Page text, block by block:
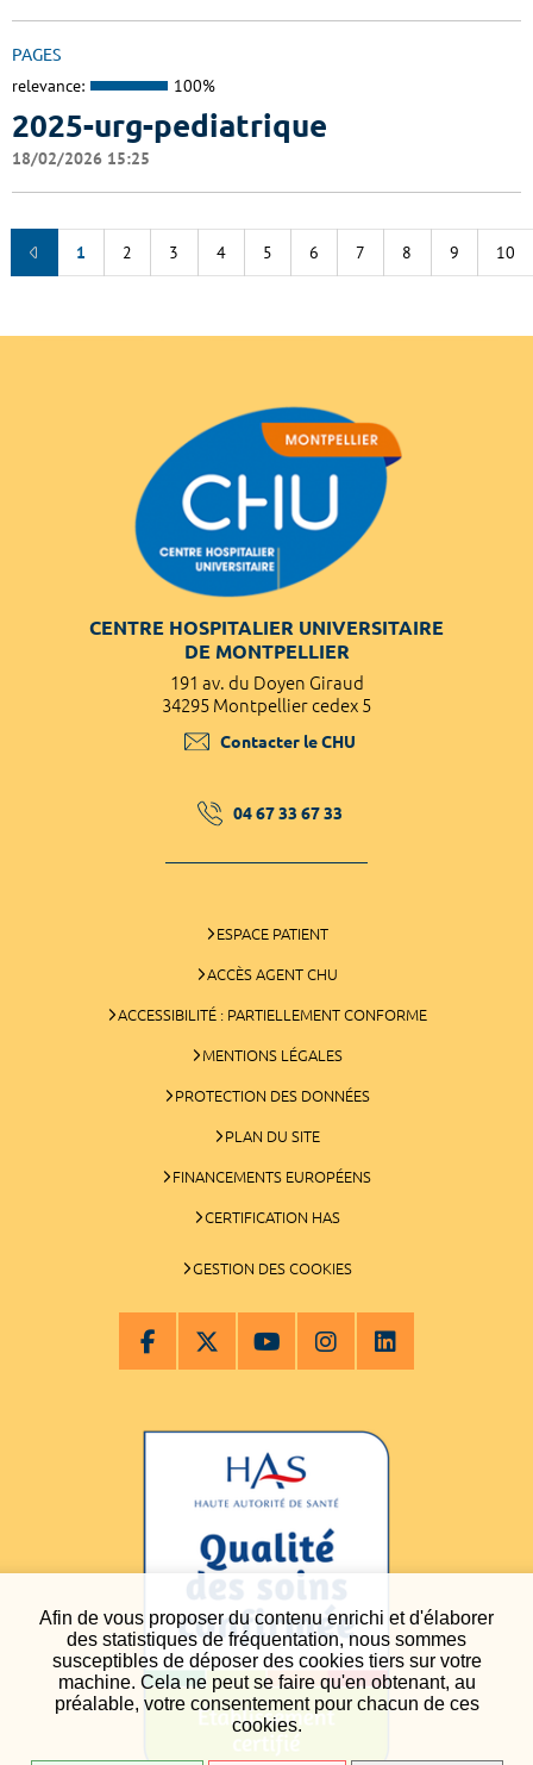
Afin de vous proposer du contenu enrichi et d'élaborer
des statistiques de fréquentation, nous sommes
susceptibles de déposer des cookies tiers sur votre
machine. Cela ne peut se faire qu'en obtenant, au
préalable, votre consentement pour chacun de ces
cookies.
PAGES
relevance: 100%
2025-urg-pediatrique
18/02/2026 15:25
1 2 3 4 5 6 7 8 9 10
CENTRE HOSPITALIER UNIVERSITAIRE
DE MONTPELLIER
191 av. du Doyen Giraud
34295 Montpellier cedex 5
Contacter le CHU
04 67 33 67 33
ESPACE PATIENT
ACCÈS AGENT CHU
ACCESSIBILITÉ : PARTIELLEMENT CONFORME
MENTIONS LÉGALES
PROTECTION DES DONNÉES
PLAN DU SITE
FINANCEMENTS EUROPÉENS
CERTIFICATION HAS
GESTION DES COOKIES